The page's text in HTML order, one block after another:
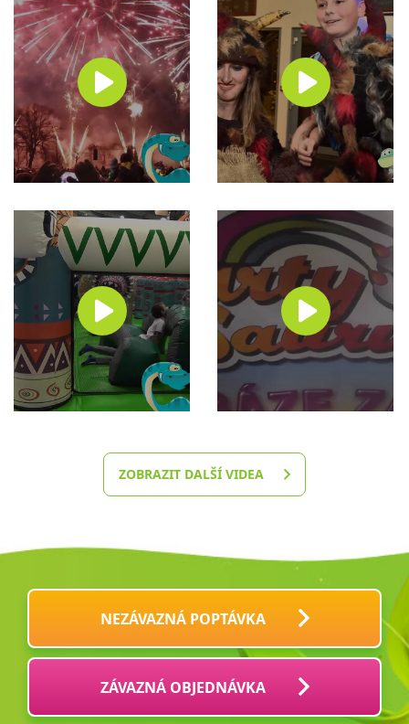
ZOBRAZIT DALŠÍ VIDEA
NEZÁVAZNÁ POPTÁVKA
ZÁVAZNÁ OBJEDNÁVKA